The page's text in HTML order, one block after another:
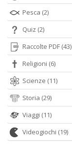
Pesca (2)
Quiz (2)
Raccolte PDF (43)
Religioni (6)
Scienze (11)
Storia (29)
Viaggi (11)
Videogiochi (19)